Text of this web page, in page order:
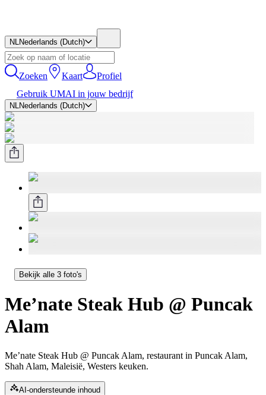
NLNederlands (Dutch)
Zoeken Kaart
Profiel
Gebruik UMAI in jouw bedrijf
NLNederlands (Dutch)
Bekijk alle 3 foto's
Me’nate Steak Hub @ Puncak
Alam
Me’nate Steak Hub @ Puncak Alam, restaurant in Puncak Alam,
Shah Alam, Maleisië, Westers keuken.
AI-ondersteunde inhoud